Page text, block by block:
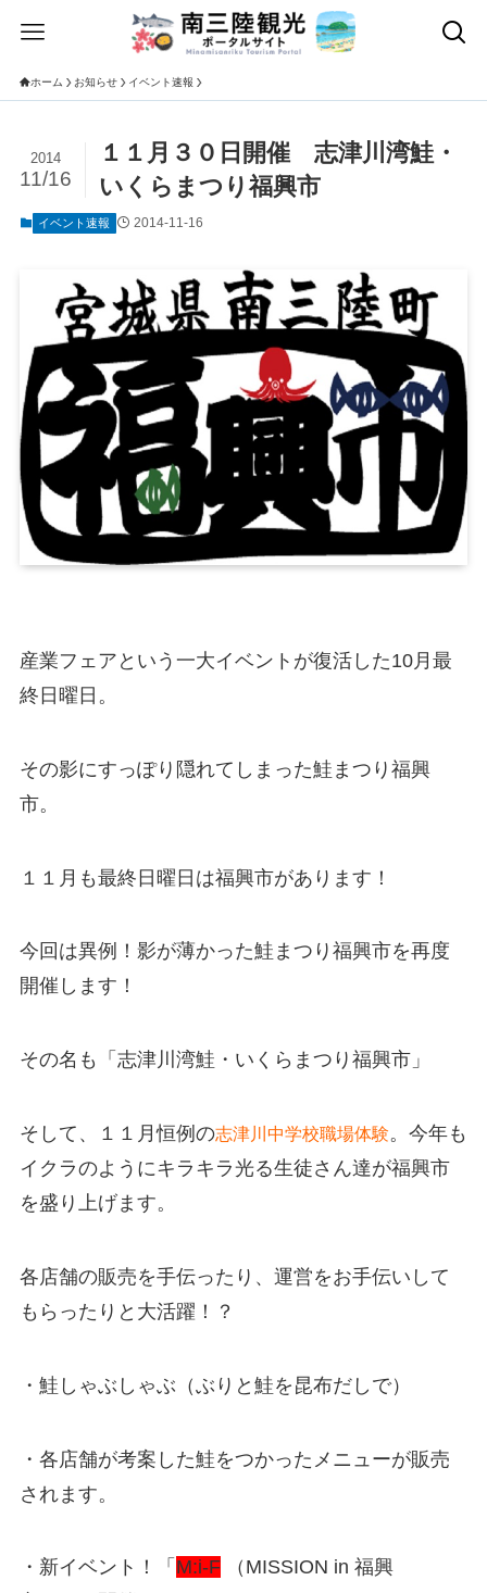
ホーム お知らせ イベント速報
１１月３０日開催 志津川湾鮭・
いくらまつり福興市
2014
11/16
イベント速報 2014-11-16
産業フェアという一大イベントが復活した10月最
終日曜日。
その影にすっぽり隠れてしまった鮭まつり福興
市。
１１月も最終日曜日は福興市があります！
今回は異例！影が薄かった鮭まつり福興市を再度
開催します！
その名も「志津川湾鮭・いくらまつり福興市」
そして、１１月恒例の志津川中学校職場体験。今年も
イクラのようにキラキラ光る生徒さん達が福興市
を盛り上げます。
各店舗の販売を手伝ったり、運営をお手伝いして
もらったりと大活躍！？
・鮭しゃぶしゃぶ（ぶりと鮭を昆布だしで）
・各店舗が考案した鮭をつかったメニューが販売
されます。
・新イベント！「 M:i-F（MISSION in 福興